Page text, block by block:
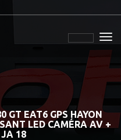
GT EAT6 GPS HAYON
LED CAMÉRA AV +
18